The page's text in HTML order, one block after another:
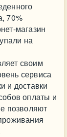
70%
магазин
на
своим
сервиса
и доставки
оплаты и
позволяют